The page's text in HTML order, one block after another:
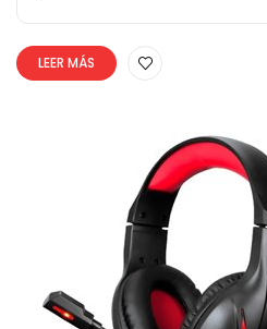
LEER MÁS